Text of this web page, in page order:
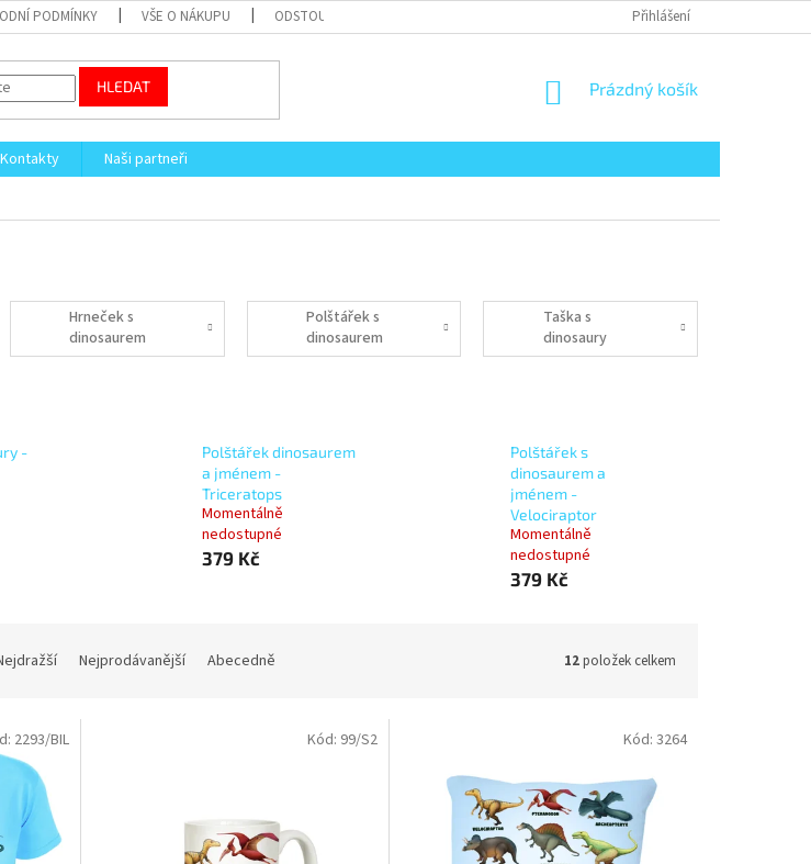
PODMÍNKY VŠE O NÁKUPU ODSTOUPENÍ KUPUJÍCÍHO OD SMLOUVY REKLAMACE ZBOŽÍ
Přihlášení
HLEDAT
NÁKUPNÍ
Prázdný košík
Kontakty
Naši partneři
Hrneček s
dinosaurem
Polštářek s
dinosaurem
Taška s
dinosaury
-
Polštářek dinosaurem
a jménem -
Triceratops
Momentálně
nedostupné
379 Kč
Polštářek s
dinosaurem a
jménem -
Velociraptor
Momentálně
nedostupné
379 Kč
Nejprodávanější Abecedně 12položek celkem
2293/BIL Kód: 99/S2 Kód: 3264